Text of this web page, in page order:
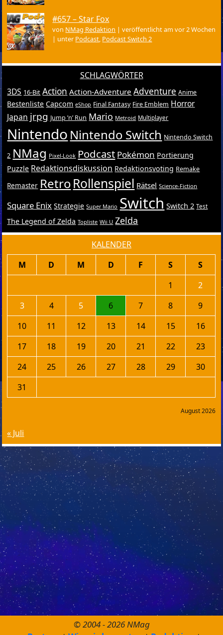
#657 – Star Fox
von NMag Redaktion |veröffentlicht am vor 2 Wochen
| unter Podcast, Podcast Switch 2
SCHLAGWÖRTER
3DS 16-Bit Action Action-Adventure Adventure Anime
Bestenliste Capcom eShop Final Fantasy Fire Emblem Horror
Japan jrpg Jump ’n’ Run Mario Metroid Multiplayer
Nintendo Nintendo Switch Nintendo Switch
2 NMag Pixel-Look Podcast Pokémon Portierung
Puzzle Redaktionsdiskussion Redaktionsvoting Remake
Remaster RetroRollenspiel Rätsel Science-Fiction
Square Enix Strategie Super Mario Switch Switch 2 Test
The Legend of Zelda Topliste Wii U Zelda
KALENDER
August 2026
M D M D F S
S
1
2
3
4 5 6 7 8
9
10
11 12 13 14 15
16
17
18 19 20 21 22
23
24
25 26 27 28 29
30
31
« Juli
© 2004 - 2026 NMag